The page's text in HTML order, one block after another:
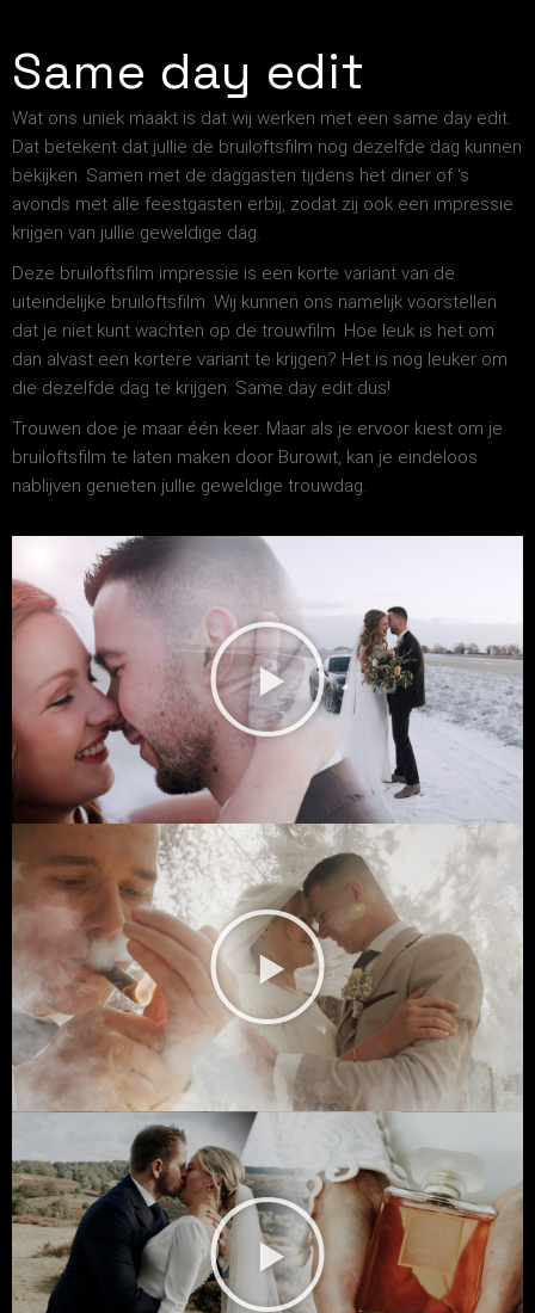
Same day edit
Wat ons uniek maakt is dat wij werken met een same day edit.
Dat betekent dat jullie de bruiloftsfilm nog dezelfde dag kunnen
bekijken. Samen met de daggasten tijdens het diner of ‘s
avonds met alle feestgasten erbij, zodat zij ook een impressie
krijgen van jullie geweldige dag.
Deze bruiloftsfilm impressie is een korte variant van de
uiteindelijke bruiloftsfilm. Wij kunnen ons namelijk voorstellen
dat je niet kunt wachten op de trouwfilm. Hoe leuk is het om
dan alvast een kortere variant te krijgen? Het is nog leuker om
die dezelfde dag te krijgen. Same day edit dus!
Trouwen doe je maar één keer. Maar als je ervoor kiest om je
bruiloftsfilm te laten maken door Burowit, kan je eindeloos
nablijven genieten jullie geweldige trouwdag.